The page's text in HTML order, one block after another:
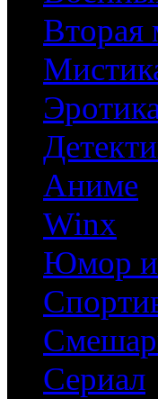
Вторая
Аниме
Winx
Юмор и
Сериал